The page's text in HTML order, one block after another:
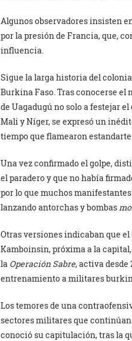
Algunos observadores insisten
por la presión de Francia, que,
influencia.
Sigue la larga historia del
Burkina Faso. Tras conocerse el
de Uagadugú no solo a festejar
Mali y Níger, se expresó un
tiempo que flamearon
Una vez confirmado el golpe,
el paradero y que no había
por lo que muchos
lanzando antorchas y bombas
Otras versiones indicaban que
Kamboinsin, próxima a la
la Operación Sabre, activa desde
entrenamiento a militares
Los temores de una
sectores militares que continúan
conoció su capitulación, tras la